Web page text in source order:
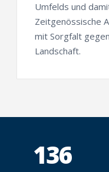
Umfelds und
Zeitgenössische
mit Sorgfalt
Landschaft.
136